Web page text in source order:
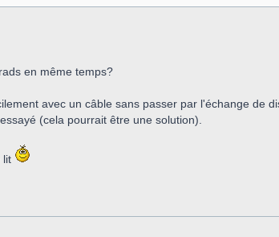
en même temps?
avec un câble sans passer par l'échange de
(cela pourrait être une solution).
lit